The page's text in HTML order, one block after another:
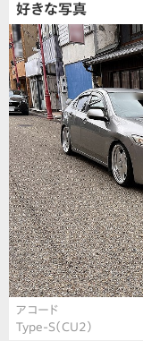
好きな写真
アコード
Type-S（CU2）